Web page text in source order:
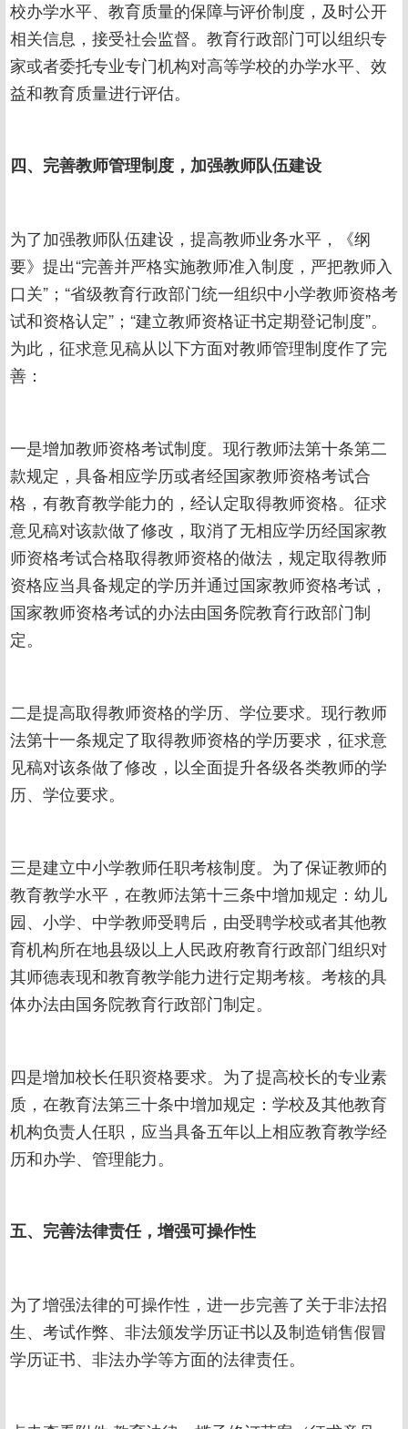
校办学水平、教育质量的保障与评价制度，及时公开
相关信息，接受社会监督。教育行政部门可以组织专
家或者委托专业专门机构对高等学校的办学水平、效
益和教育质量进行评估。
四、完善教师管理制度，加强教师队伍建设
为了加强教师队伍建设，提高教师业务水平，《纲
要》提出“完善并严格实施教师准入制度，严把教师入
口关”；“省级教育行政部门统一组织中小学教师资格考
试和资格认定”；“建立教师资格证书定期登记制度”。
为此，征求意见稿从以下方面对教师管理制度作了完
善：
一是增加教师资格考试制度。现行教师法第十条第二
款规定，具备相应学历或者经国家教师资格考试合
格，有教育教学能力的，经认定取得教师资格。征求
意见稿对该款做了修改，取消了无相应学历经国家教
师资格考试合格取得教师资格的做法，规定取得教师
资格应当具备规定的学历并通过国家教师资格考试，
国家教师资格考试的办法由国务院教育行政部门制
定。
二是提高取得教师资格的学历、学位要求。现行教师
法第十一条规定了取得教师资格的学历要求，征求意
见稿对该条做了修改，以全面提升各级各类教师的学
历、学位要求。
三是建立中小学教师任职考核制度。为了保证教师的
教育教学水平，在教师法第十三条中增加规定：幼儿
园、小学、中学教师受聘后，由受聘学校或者其他教
育机构所在地县级以上人民政府教育行政部门组织对
其师德表现和教育教学能力进行定期考核。考核的具
体办法由国务院教育行政部门制定。
四是增加校长任职资格要求。为了提高校长的专业素
质，在教育法第三十条中增加规定：学校及其他教育
机构负责人任职，应当具备五年以上相应教育教学经
历和办学、管理能力。
五、完善法律责任，增强可操作性
为了增强法律的可操作性，进一步完善了关于非法招
生、考试作弊、非法颁发学历证书以及制造销售假冒
学历证书、非法办学等方面的法律责任。